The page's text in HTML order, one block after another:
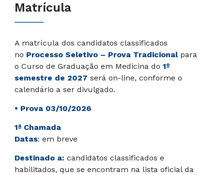
Matrícula
A matrícula dos candidatos classificados
no Processo Seletivo – Prova Tradicional para
o Curso de Graduação em Medicina do 1º
semestre de 2027 será on-line, conforme o
calendário a ser divulgado.
• Prova 03/10/2026
1ª Chamada
Datas: em breve
Destinado a: candidatos classificados e
habilitados, que se encontram na lista oficial da